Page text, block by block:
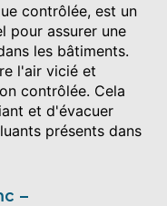
contrôlée, est un
pour assurer une
les bâtiments.
l'air vicié et
contrôlée. Cela
et d'évacuer
présents dans